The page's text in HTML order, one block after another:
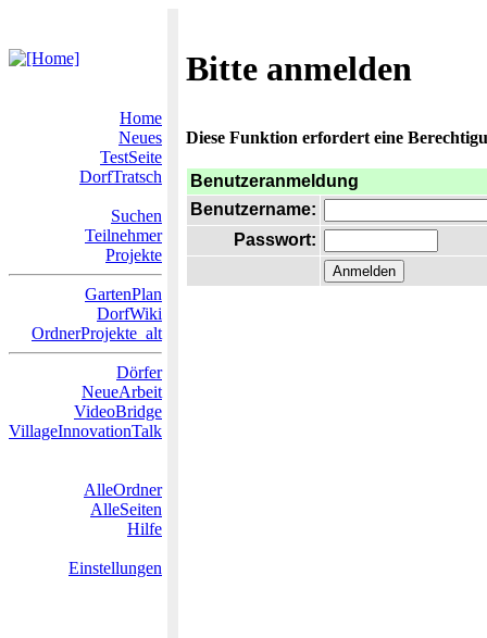
Bitte anmelden
Home
Neues
TestSeite
DorfTratsch
Suchen
Teilnehmer
Projekte
GartenPlan
DorfWiki
OrdnerProjekte_alt
Dörfer
NeueArbeit
VideoBridge
VillageInnovationTalk
AlleOrdner
AlleSeiten
Hilfe
Einstellungen
Diese Funktion erfordert eine
Benutzeranmeldung
Benutzername:
Passwort: